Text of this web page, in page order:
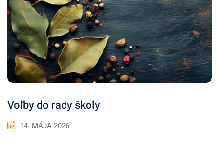
Voľby do rady školy
14. MÁJA 2026